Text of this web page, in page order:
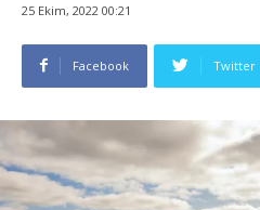
25 Ekim, 2022 00:21
Facebook Twitter